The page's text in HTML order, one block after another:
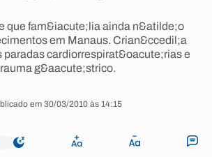
que fam&iacute;lia ainda n&atilde;o
em Manaus. Crian&ccedil;a
paradas cardiorrespirat&oacute;rias e
g&aacute;strico.
em 30/03/2010 às 14:15